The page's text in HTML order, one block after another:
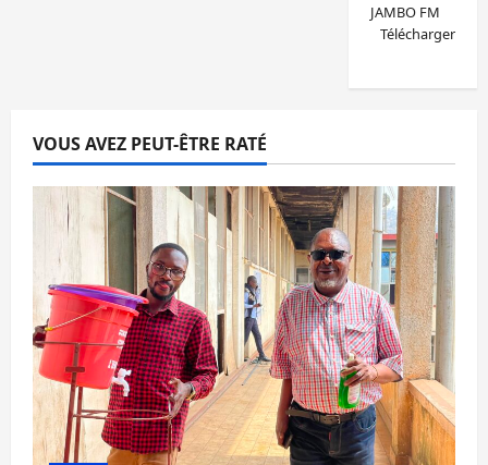
JAMBO FM
Télécharger
VOUS AVEZ PEUT-ÊTRE RATÉ